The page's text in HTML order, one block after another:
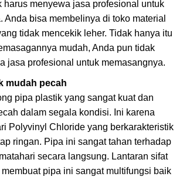
harus menyewa jasa profesional untuk
Anda bisa membelinya di toko material
tidak mencekik leher. Tidak hanya itu
mudah, Anda pun tidak
jasa profesional untuk memasangnya.
mudah pecah
pipa plastik yang sangat kuat dan
dalam segala kondisi. Ini karena
Polyvinyl Chloride yang berkarakteristik
ringan. Pipa ini sangat tahan terhadap
secara langsung. Lantaran sifat
pipa ini sangat multifungsi baik